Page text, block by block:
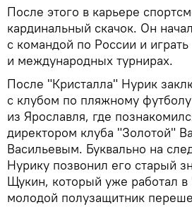
После этого в карьере
кардинальный скачок. Он
с командой по России и
и международных турнирах.
После "Кристалла" Нурик
с клубом по пляжному
из Ярославля, где
директором клуба "Золотой"
Васильевым. Буквально на
Нурику позвонил его старый
Щукин, который уже работал
молодой полузащитник